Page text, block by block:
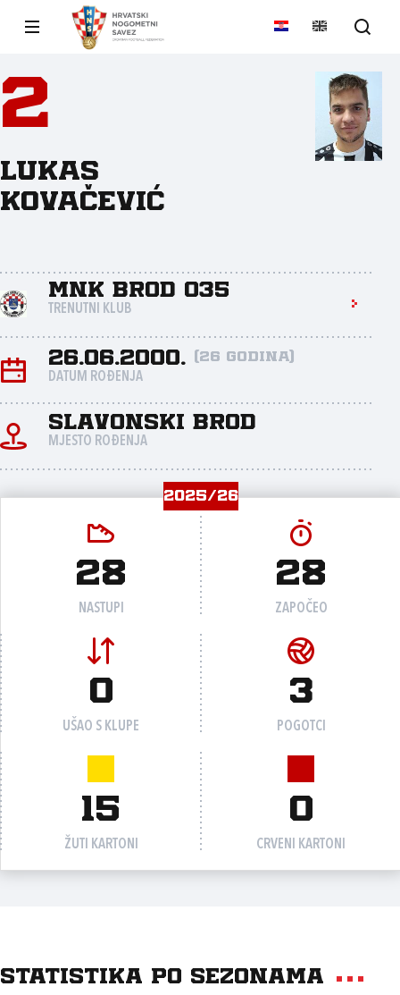
2
Lukas
Kovačević
MNK Brod 035
TRENUTNI KLUB
26.06.2000. (26 godina)
DATUM ROĐENJA
Slavonski Brod
MJESTO ROĐENJA
2025/26
28
NASTUPI
28
ZAPOČEO
0
UŠAO S KLUPE
3
POGOTCI
15
ŽUTI KARTONI
0
CRVENI KARTONI
Statistika po sezonama